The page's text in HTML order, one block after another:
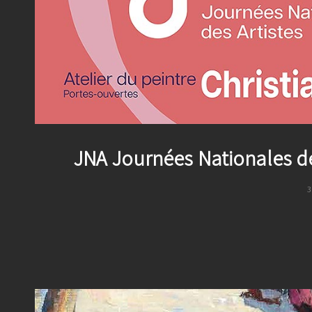
JNA Journées Nationales